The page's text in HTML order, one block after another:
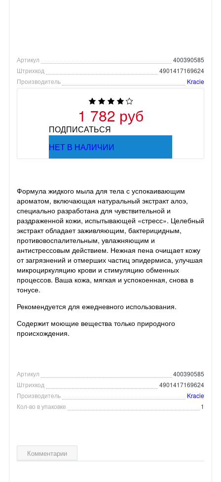
Артикул
400390585
Штрихкод
4901417169624
Производитель
Kracie
1 782 руб
ПОДПИСАТЬСЯ
НЕТ В НАЛИЧИИ
Формула жидкого мыла для тела с успокаивающим
ароматом, включающая натуральный экстракт алоэ,
специально разработана для чувствительной и
раздраженной кожи, испытывающей «стресс». Целебный
экстракт обладает заживляющим, бактерицидным,
противовоспалительным, увлажняющим и
антистрессовым действием. Нежная пена очищает кожу
от загрязнений и отмерших частиц эпидермиса, улучшая
микроциркуляцию крови и стимуляцию обменных
процессов. Ваша кожа, мягкая и успокоенная, снова в
тонусе.
Рекомендуется для ежедневного использования.
Содержит моющие вещества только природного
происхождения.
Артикул
400390585
Штрихкод
4901417169624
Производитель
Kracie
Кол-во в упаковке
1
Комментарии